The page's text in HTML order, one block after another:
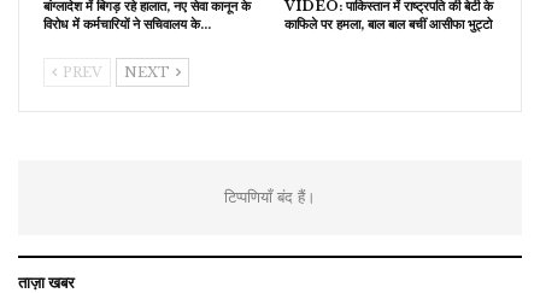
बांग्लादेश में बिगड़ रहे हालात, नए सेवा कानून के
विरोध में कर्मचारियों ने सचिवालय के…
VIDEO: पाकिस्तान में राष्ट्रपति की बेटी के
काफिले पर हमला, बाल बाल बचीं आसीफा भुट्टो
PREV NEXT
टिप्पणियाँ बंद हैं।
ताज़ा खबर